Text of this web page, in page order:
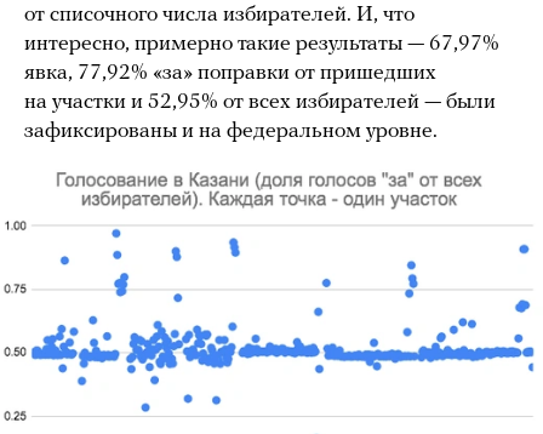
от списочного числа избирателей. И, что
интересно, примерно такие результаты — 67,97%
явка, 77,92% «за» поправки от пришедших
на участки и 52,95% от всех избирателей — были
зафиксированы и на федеральном уровне.